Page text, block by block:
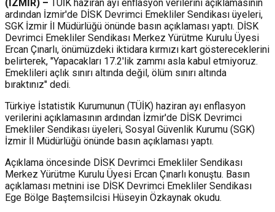
(İZMİR) – TÜİK haziran ayı enflasyon verilerini açıklamasının
ardından İzmir'de DİSK Devrimci Emekliler Sendikası üyeleri,
SGK İzmir İl Müdürlüğü önünde basın açıklaması yaptı. DİSK
Devrimci Emekliler Sendikası Merkez Yürütme Kurulu Üyesi
Ercan Çınarlı, önümüzdeki iktidara kırmızı kart göstereceklerini
belirterek, "Yapacakları 17.2'lik zammı asla kabul etmiyoruz.
Emeklileri açlık sınırı altında değil, ölüm sınırı altında
bıraktınız" dedi.
Türkiye İstatistik Kurumunun (TÜİK) haziran ayı enflasyon
verilerini açıklamasının ardından İzmir'de DİSK Devrimci
Emekliler Sendikası üyeleri, Sosyal Güvenlik Kurumu (SGK)
İzmir İl Müdürlüğü önünde basın açıklaması yaptı.
Açıklama öncesinde DİSK Devrimci Emekliler Sendikası
Merkez Yürütme Kurulu Üyesi Ercan Çınarlı konuştu. Basın
açıklaması metnini ise DİSK Devrimci Emekliler Sendikası
Ege Bölge Baştemsilcisi Hüseyin Özkaynak okudu.